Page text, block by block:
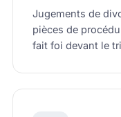
Jugements de
pièces de
fait foi devant le